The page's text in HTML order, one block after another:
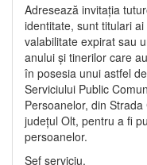
Adresează invitația
identitate, sunt titulari
valabilitate expirat sau
anului și tinerilor care
în posesia unui astfel
Serviciului Public
Persoanelor, din
județul Olt, pentru a fi
persoanelor.
Șef serviciu,